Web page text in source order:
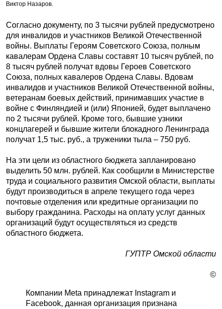
Виктор Назаров.
Согласно документу, по 3 тысячи рублей предусмотрено
для инвалидов и участников Великой Отечественной
войны. Выплаты Героям Советского Союза, полным
кавалерам Ордена Славы составят 10 тысяч рублей, по
8 тысяч рублей получат вдовы Героев Советского
Союза, полных кавалеров Ордена Славы. Вдовам
инвалидов и участников Великой Отечественной войны,
ветеранам боевых действий, принимавших участие в
войне с Финляндией и (или) Японией, будет выплачено
по 2 тысячи рублей. Кроме того, бывшие узники
концлагерей и бывшие жители блокадного Ленинграда
получат 1,5 тыс. руб., а труженики тыла – 750 руб.
На эти цели из областного бюджета запланировано
выделить 50 млн. рублей. Как сообщили в Министерстве
труда и социального развития Омской области, выплаты
будут производиться в апреле текущего года через
почтовые отделения или кредитные организации по
выбору гражданина. Расходы на оплату услуг данных
организаций будут осуществляться из средств
областного бюджета.
ГУПТР Омской области
©
Компании Meta принадлежат Instagram и
Facebook, данная организация признана